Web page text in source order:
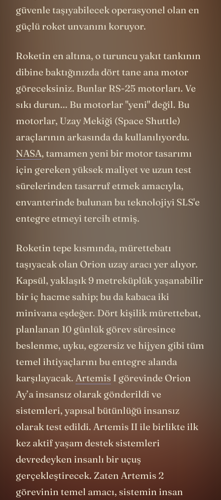
rampada bekleyen ve insanları derin uzaya
güvenle taşıyabilecek operasyonel olan en
Roketin en altına, o turuncu yakıt tankının
dibine baktığınızda dört tane ana motor
göreceksiniz. BunlarRS-25motorları. Ve
sıkı durun... Bu motorlar "yeni" değil. Bu
motorlar, Uzay Mekiği (Space Shuttle)
araçlarının arkasında da kullanılıyordu.
NASA, tamamen yeni bir motor tasarımı
için gereken yüksek maliyet ve uzun test
sürelerinden tasarruf etmek amacıyla,
envanterinde bulunan bu teknolojiyi SLS'e
Roketin tepe kısmında, mürettebatı
taşıyacak olan Orion uzay aracı yer alıyor.
Kapsül, yaklaşık 9 metreküplük yaşanabilir
bir iç hacme sahip; bu da kabaca iki
minivana eşdeğer. Dört kişilik mürettebat,
planlanan 10 günlük görev süresince
beslenme, uyku, egzersiz ve hijyen gibi tüm
temel ihtiyaçlarını bu entegre alanda
karşılayacak.ArtemisI görevinde Orion
Ay’a insansız olarak gönderildi ve
sistemleri, yapısal bütünlüğü insansız
olarak test edildi. Artemis II ile birlikte ilk
kez aktif yaşam destek sistemleri
devredeyken insanlı bir uçuş
gerçekleştirecek. Zaten Artemis 2